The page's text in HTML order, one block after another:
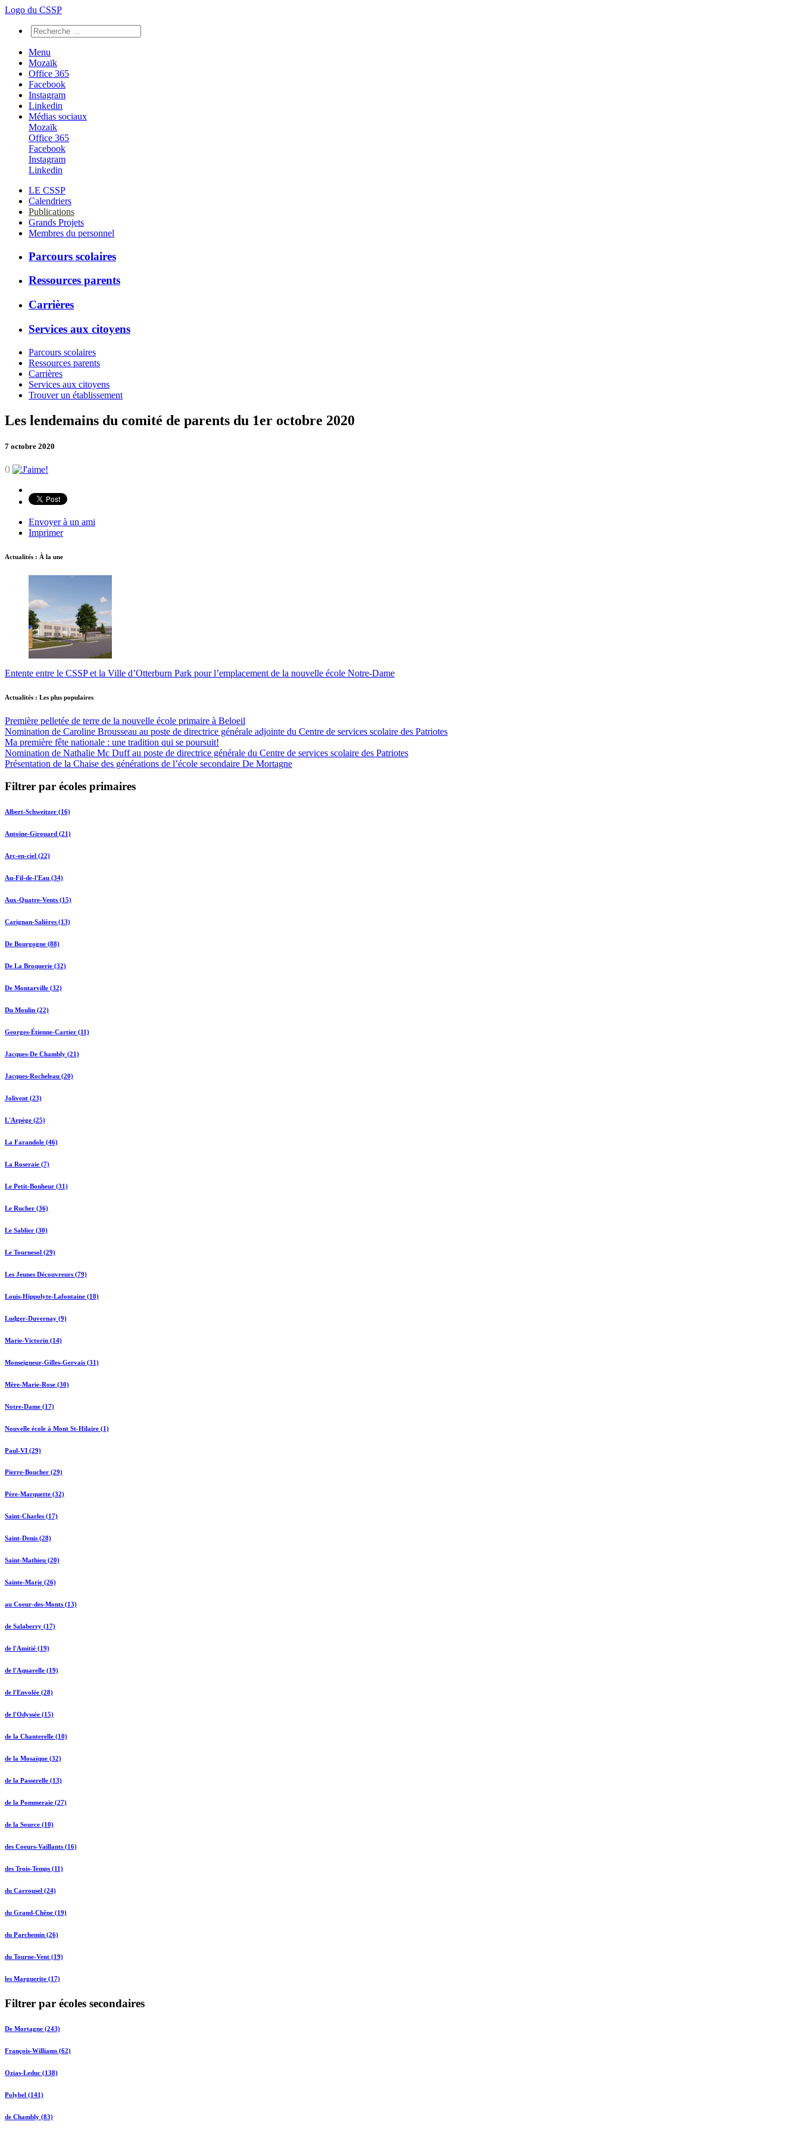
Logo du CSSP
Menu
Mozaïk
Office 365
Facebook
Instagram
Linkedin
Médias sociaux
Mozaïk
Office 365
Facebook
Instagram
Linkedin
LE CSSP
Calendriers
Publications
Grands Projets
Membres du personnel
Parcours scolaires
Ressources parents
Carrières
Services aux citoyens
Parcours scolaires
Ressources parents
Carrières
Services aux citoyens
Trouver un établissement
Les lendemains du comité de parents du 1er octobre 2020
7 octobre 2020
0
Envoyer à un ami
Imprimer
Actualités : À la une
Entente entre le CSSP et la Ville d’Otterburn Park pour l’emplacement de la nouvelle école Notre-Dame
Actualités : Les plus populaires
Première pelletée de terre de la nouvelle école primaire à Beloeil
Nomination de Caroline Brousseau au poste de directrice générale adjointe du Centre de services scolaire des Patriotes
Ma première fête nationale : une tradition qui se poursuit!
Nomination de Nathalie Mc Duff au poste de directrice générale du Centre de services scolaire des Patriotes
Présentation de la Chaise des générations de l’école secondaire De Mortagne
Filtrer par écoles primaires
Albert-Schweitzer (16)
Antoine-Girouard (21)
Arc-en-ciel (22)
Au-Fil-de-l'Eau (34)
Aux-Quatre-Vents (15)
Carignan-Salières (13)
De Bourgogne (88)
De La Broquerie (32)
De Montarville (32)
Du Moulin (22)
Georges-Étienne-Cartier (11)
Jacques-De Chambly (21)
Jacques-Rocheleau (20)
Jolivent (23)
L'Arpège (25)
La Farandole (46)
La Roseraie (7)
Le Petit-Bonheur (31)
Le Rucher (36)
Le Sablier (30)
Le Tournesol (29)
Les Jeunes Découvreurs (79)
Louis-Hippolyte-Lafontaine (18)
Ludger-Duvernay (9)
Marie-Victorin (14)
Monseigneur-Gilles-Gervais (31)
Mère-Marie-Rose (30)
Notre-Dame (17)
Nouvelle école à Mont St-Hilaire (1)
Paul-VI (29)
Pierre-Boucher (29)
Père-Marquette (32)
Saint-Charles (17)
Saint-Denis (28)
Saint-Mathieu (20)
Sainte-Marie (26)
au Coeur-des-Monts (13)
de Salaberry (17)
de l'Amitié (19)
de l'Aquarelle (19)
de l'Envolée (28)
de l'Odyssée (15)
de la Chanterelle (10)
de la Mosaïque (32)
de la Passerelle (13)
de la Pommeraie (27)
de la Source (10)
des Coeurs-Vaillants (16)
des Trois-Temps (11)
du Carrousel (24)
du Grand-Chêne (19)
du Parchemin (26)
du Tourne-Vent (19)
les Marguerite (17)
Filtrer par écoles secondaires
De Mortagne (243)
François-Williams (62)
Ozias-Leduc (138)
Polybel (141)
de Chambly (83)